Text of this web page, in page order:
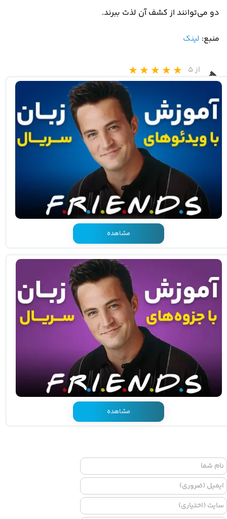
دو می‌توانند از کشف آن لذت ببرند.
منبع: لینک
۵ از ۵
مشاهده
مشاهده